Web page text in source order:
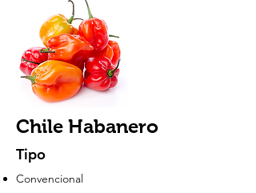
Chile Habanero
Tipo
Convencional